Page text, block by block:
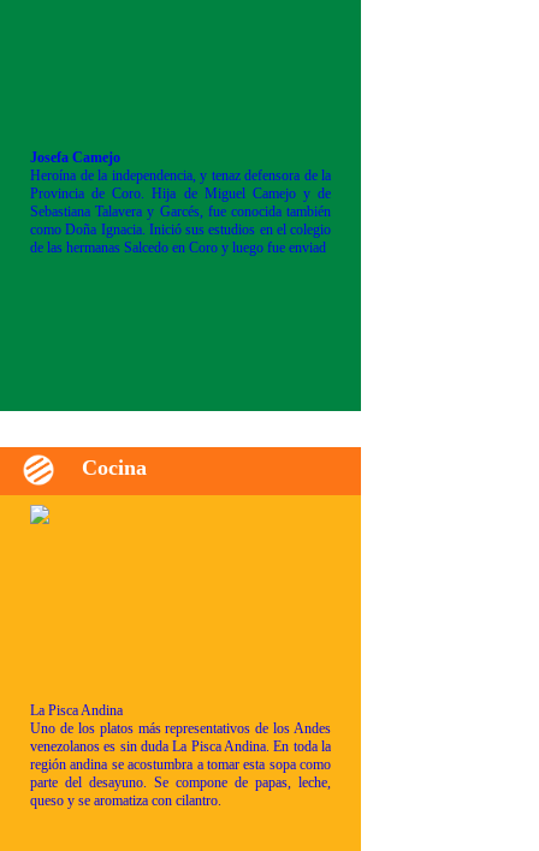
Josefa Camejo
Heroína de la independencia, y tenaz defensora de la
Provincia de Coro. Hija de Miguel Camejo y de
Sebastiana Talavera y Garcés, fue conocida también
como Doña Ignacia. Inició sus estudios en el colegio
de las hermanas Salcedo en Coro y luego fue enviad
Cocina
La Pisca Andina
Uno de los platos más representativos de los Andes
venezolanos es sin duda La Pisca Andina. En toda la
región andina se acostumbra a tomar esta sopa como
parte del desayuno. Se compone de papas, leche,
queso y se aromatiza con cilantro.